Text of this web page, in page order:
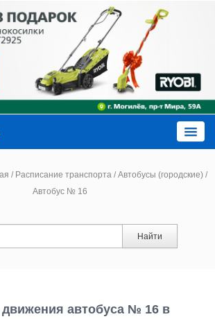
/ Расписание транспорта / Автобусы (городские) /
Автобус № 16
Найти
движения автобуса № 16 в